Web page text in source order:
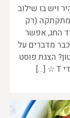
ויש בו שילוב
מתקתקה (רק
החג, אפשר
כבר מדברים על
הצגת פוסט